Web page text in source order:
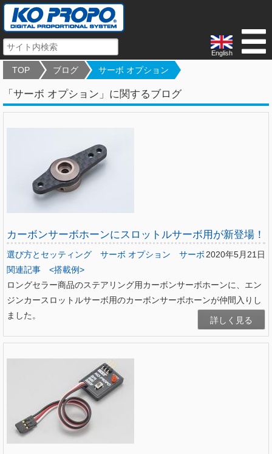
English
TOP ブログ サーボ オプション
「サーボ オプション」に関するブログ
カーボンサーボホーンにスロットルサーボ用が新登場！
2020年5月21日
選び方とセッティング サーボ オプション
サーボ
関連記事
<搭載例>
ロングセラー商品のステアリング用カーボンサーボホーンに、エン
ジンカースロットルサーボ用のカーボンサーボホーンが仲間入りし
ました。
詳しく見る